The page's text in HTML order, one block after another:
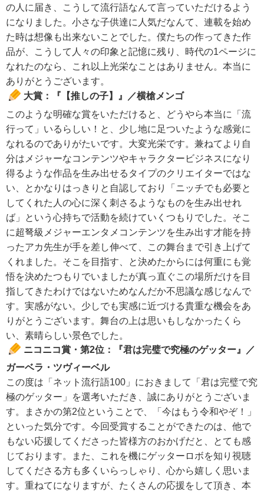
の人に届き、こうして流行語なんて言っていただけるよう
になりました。小さな子供達に人気だなんて、連載を始め
た時は想像も出来ないことでした。僕たちの作ってきた作
品が、こうして人々の印象と記憶に残り、時代の1ページに
なれたのなら、これ以上光栄なことはありません。本当に
ありがとうございます。
大賞：『【推しの子】』／横槍メンゴ
このような明確な賞をいただけると、どうやら本当に「流
行って」いるらしい！と、少し地に足ついたような感覚に
なれるのでありがたいです。大変光栄です。兼ねてより自
分はメジャーなコンテンツやキャラクタービジネスになり
得るような作品を生み出せるタイプのクリエイターではな
い、とかなりはっきりと自認しており「ニッチでも必要と
してくれた人の心に深く刺さるようなものを生み出せれ
ば」という心持ちで活動を続けていくつもりでした。そこ
に超弩級メジャーエンタメコンテンツを生み出す才能を持
ったアカ先生が手を差し伸べて、この舞台まで引き上げて
くれました。そこを目指す、と決めたからには何重にも覚
悟を決めたつもりでいましたが真っ直ぐこの場所だけを目
指してきたわけではないためなんだか不思議な感じなんで
す。実感がない。少しでも実感に近づける貴重な機会をあ
りがとうございます。舞台の上は思いもしなかったくら
い、素晴らしい景色でした。
ニコニコ賞・第2位：『君は完璧で究極のゲッター』／
ガーベラ・ツヴィーベル
この度は「ネット流行語100」におきまして「君は完璧で究
極のゲッター」を選考いただき、誠にありがとうございま
す。まさかの第2位ということで、「今はもう令和やぞ！」
といった気分です。今回受賞することができたのは、他で
もない応援してくださった皆様方のおかげだと、とても感
じております。また、これを機にゲッターロボを知り視聴
してくださる方も多くいらっしゃり、心から嬉しく思いま
す。重ねてになりますが、たくさんの応援をして頂き、本